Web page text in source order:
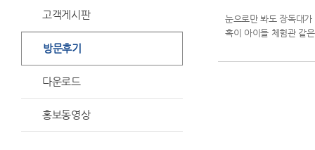
고객게시판
방문후기
다운로드
홍보동영상
눈으로만 봐도 장독대
혹이 아이들 체험관 같